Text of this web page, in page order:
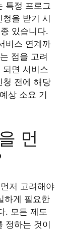
특정 프로그
을 받기 시
있습니다.
비스 연계까
점을 고려
면 서비스
청 전에 해당
상 소요 기
먼
저 고려해야
하게 필요한
. 모든 제도
정하는 것이